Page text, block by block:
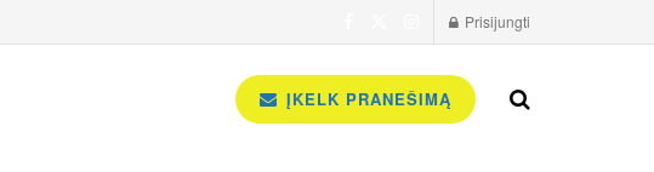
Prisijungti
ĮKELK PRANEŠIMĄ